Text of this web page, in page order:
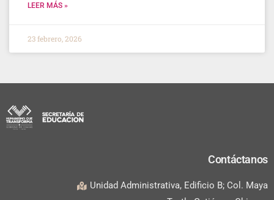
LEER MÁS »
23 febrero, 2026
Contáctanos
Unidad Administrativa, Edificio B; Col. Maya